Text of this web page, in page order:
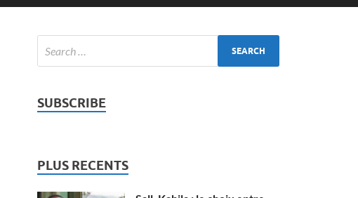
SUBSCRIBE
PLUS RECENTS